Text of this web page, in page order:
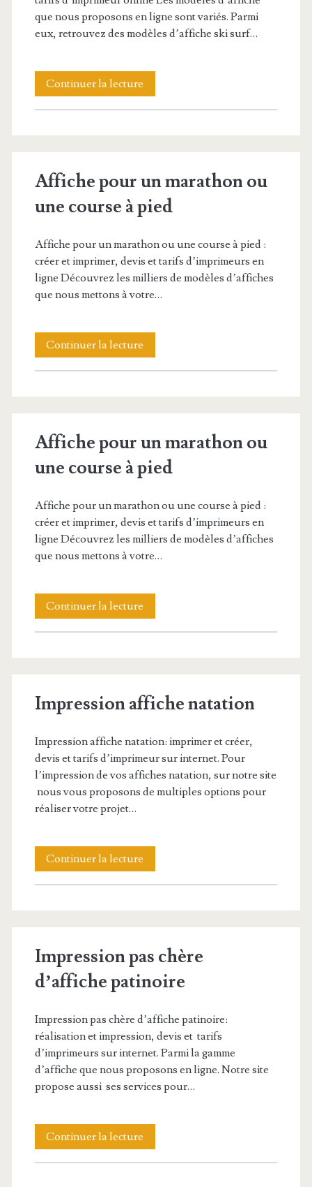
que nous proposons en ligne sont variés. Parmi
eux, retrouvez des modèles d’affiche ski surf…
Continuer la lecture
ski
Affiche pour un marathon ou
une course à pied
Affiche pour un marathon ou une course à pied :
créer et imprimer, devis et tarifs d’imprimeurs en
ligne Découvrez les milliers de modèles d’affiches
que nous mettons à votre…
Continuer la lecture
pour
ou
une
à
pied
Affiche pour un marathon ou
une course à pied
Affiche pour un marathon ou une course à pied :
créer et imprimer, devis et tarifs d’imprimeurs en
ligne Découvrez les milliers de modèles d’affiches
que nous mettons à votre…
Continuer la lecture
pour
ou
course
à
Impression affiche natation
Impression affiche natation: imprimer et créer,
devis et tarifs d’imprimeur sur internet. Pour
l’impression de vos affiches natation, sur notre site
nous vous proposons de multiples options pour
réaliser votre projet…
Continuer la lecture
affiche
Impression pas chère
d’affiche patinoire
Impression pas chère d’affiche patinoire:
réalisation et impression, devis et tarifs
d’imprimeurs sur internet. Parmi la gamme
d’affiche que nous proposons en ligne. Notre site
propose aussi ses services pour…
Continuer la lecture
pas